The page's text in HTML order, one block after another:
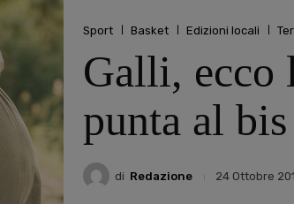
Sport Basket Edizioni locali
Galli, ecco
punta al bis
di Redazione 24 Ottobre